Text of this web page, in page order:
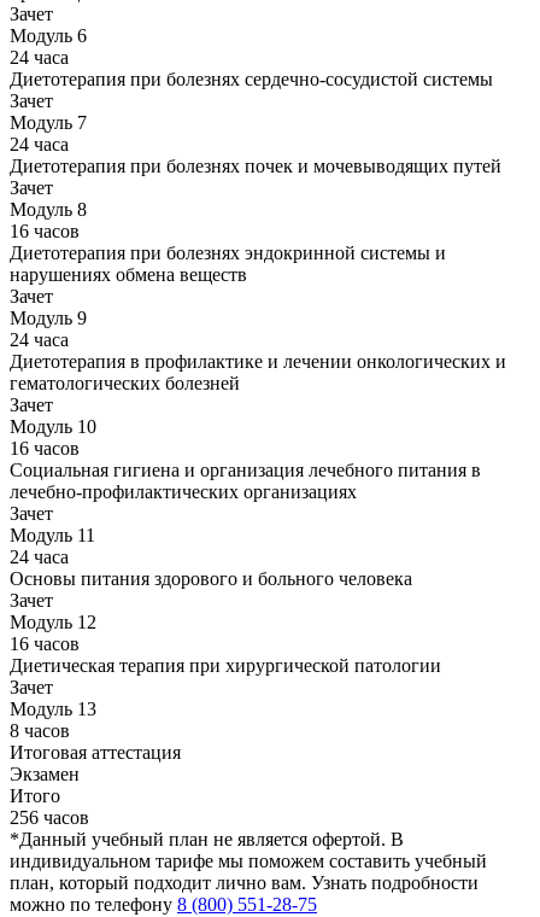
Зачет
Модуль 6
24 часа
Диетотерапия при болезнях сердечно-сосудистой системы
Зачет
Модуль 7
24 часа
Диетотерапия при болезнях почек и мочевыводящих путей
Зачет
Модуль 8
16 часов
Диетотерапия при болезнях эндокринной системы и
нарушениях обмена веществ
Зачет
Модуль 9
24 часа
Диетотерапия в профилактике и лечении онкологических и
гематологических болезней
Зачет
Модуль 10
16 часов
Социальная гигиена и организация лечебного питания в
лечебно-профилактических организациях
Зачет
Модуль 11
24 часа
Основы питания здорового и больного человека
Зачет
Модуль 12
16 часов
Диетическая терапия при хирургической патологии
Зачет
Модуль 13
8 часов
Итоговая аттестация
Экзамен
Итого
256 часов
*Данный учебный план не является офертой. В
индивидуальном тарифе мы поможем составить учебный
план, который подходит лично вам. Узнать подробности
можно по телефону 8 (800) 551-28-75